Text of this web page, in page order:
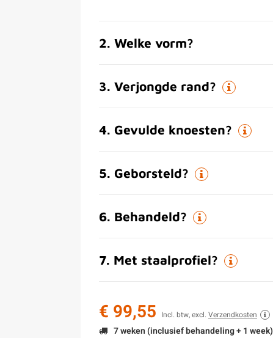
2. Welke vorm?
3. Verjongde rand?
4. Gevulde knoesten?
5. Geborsteld?
6. Behandeld?
7. Met staalprofiel?
€ 99,55 Incl. btw, excl. Verzendkosten
7 weken (inclusief behandeling + 1 week)